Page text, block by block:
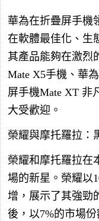
華為在折疊屏手機
在軟體最佳化、生
其產品能夠在激烈
Mate X5手機、華
屏手機Mate XT 非
大受歡迎。
榮耀與摩托羅拉：
榮耀和摩托羅拉在
場的新星。榮耀以
增，展示了其強勁
後，以7%的市場